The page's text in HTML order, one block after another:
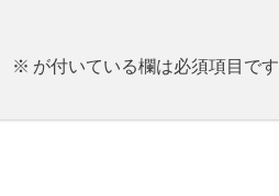
※ が付いている欄は必須項目です